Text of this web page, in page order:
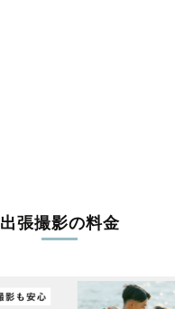
出張撮影の料金